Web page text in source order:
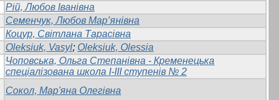
Рій, Любов Іванівна
Семенчук, Любов Мар’янівна
Коцур, Світлана Тарасівна
Oleksiuk, Vasyl; Oleksiuk, Olessia
Чоповська, Ольга Степанівна - Кременецька
спеціалізована школа І-ІІІ ступенів № 2
Сокол, Мар'яна Олегівна